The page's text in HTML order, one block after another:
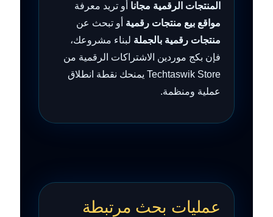
المنتجات الرقمية مجانا أو تريد معرفة
مواقع بيع منتجات رقمية أو تبحث عن
منتجات رقمية بالجملة لبناء مشروعك،
فإن بكج موردين الاشتراكات الرقمية من
Techtaswik Store يمنحك نقطة انطلاق
عملية ومنظمة.
عمليات بحث مرتبطة